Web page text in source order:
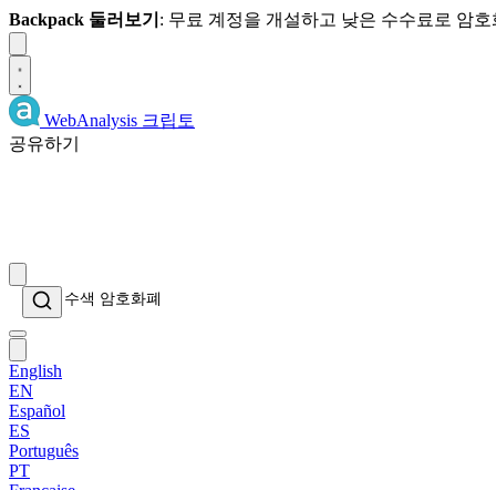
Backpack 둘러보기 : 무료 계정을 개설하고 낮은 수수료로 암
WebAnalysis 크립토
공유하기
English
EN
Español
ES
Português
PT